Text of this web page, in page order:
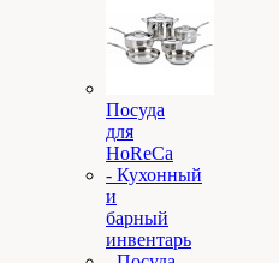
Посуда
для
HoReCa
- Кухонный
и
барный
инвентарь